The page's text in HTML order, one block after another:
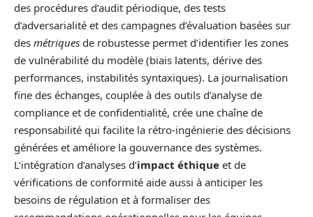
des procédures d’audit périodique, des tests
d’adversarialité et des campagnes d’évaluation basées sur
des métriques de robustesse permet d’identifier les zones
de vulnérabilité du modèle (biais latents, dérive des
performances, instabilités syntaxiques). La journalisation
fine des échanges, couplée à des outils d’analyse de
compliance et de confidentialité, crée une chaîne de
responsabilité qui facilite la rétro-ingénierie des décisions
générées et améliore la gouvernance des systèmes.
L’intégration d’analyses d’impact éthique et de
vérifications de conformité aide aussi à anticiper les
besoins de régulation et à formaliser des